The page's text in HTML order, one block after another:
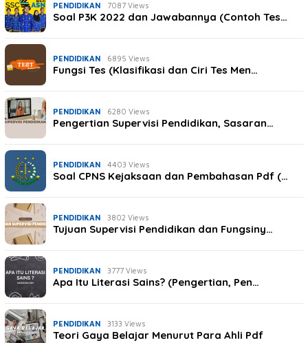
PENDIDIKAN 7087 Views
Soal P3K 2022 dan Jawabannya (Contoh Tes…
PENDIDIKAN 6895 Views
Fungsi Tes (Klasifikasi dan Ciri Tes Men…
PENDIDIKAN 6280 Views
Pengertian Supervisi Pendidikan, Sasaran…
PENDIDIKAN 4403 Views
Soal CPNS Kejaksaan dan Pembahasan Pdf (…
PENDIDIKAN 3802 Views
Tujuan Supervisi Pendidikan dan Fungsiny…
PENDIDIKAN 3777 Views
Apa Itu Literasi Sains? (Pengertian, Pen…
PENDIDIKAN 3133 Views
Teori Gaya Belajar Menurut Para Ahli Pdf